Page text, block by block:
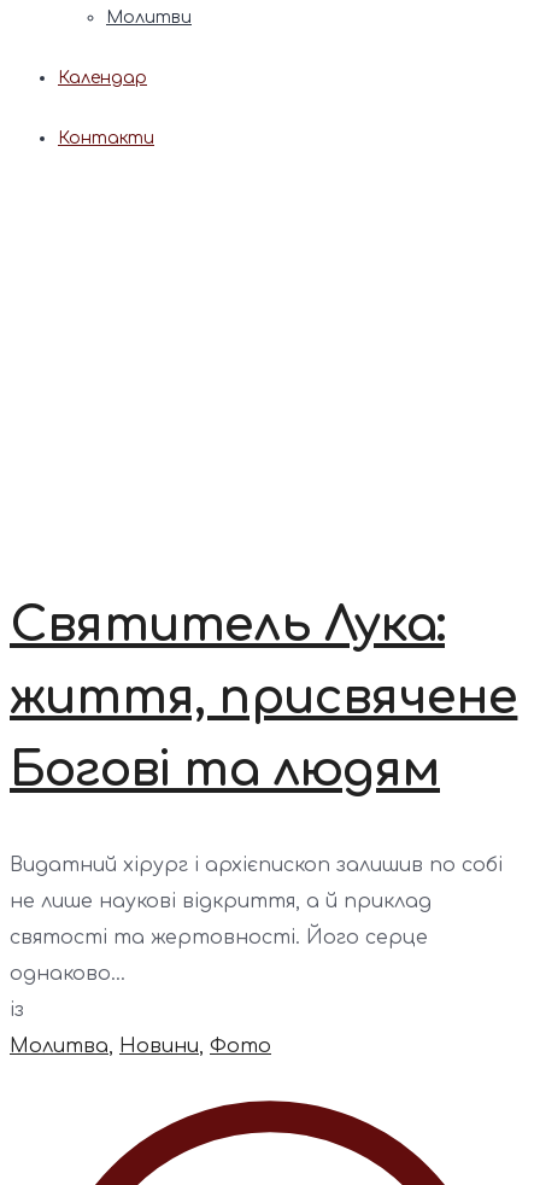
Молитви
Календар
Контакти
Святитель Лука:
життя, присвячене
Богові та людям
Видатний хірург і архієпископ залишив по собі
не лише наукові відкриття, а й приклад
святості та жертовності. Його серце
однаково...
із
Молитва, Новини, Фото